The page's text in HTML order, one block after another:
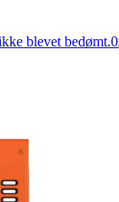
blevet bedømt.0